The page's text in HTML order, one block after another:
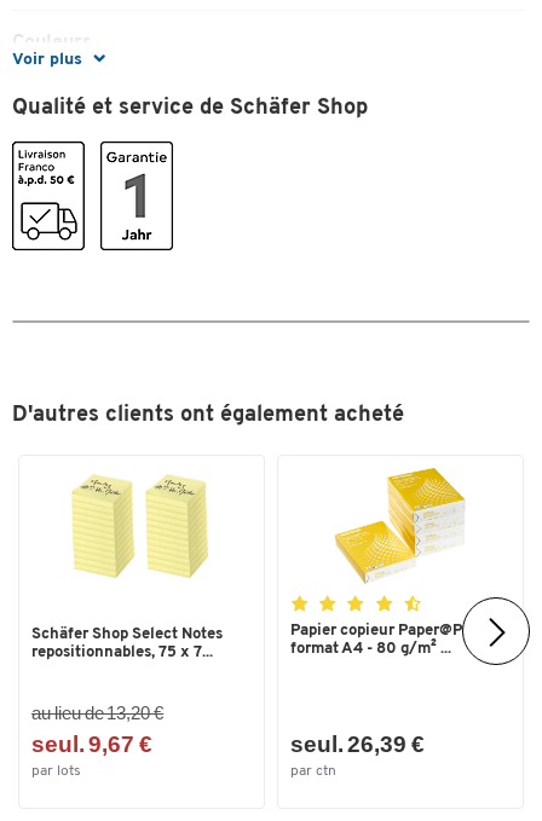
Voir plus
Couleurs
Qualité et service de Schäfer Shop
D'autres clients ont également acheté
Schäfer Shop Select Notes
repositionnables, 75 x 7...
au lieu de 13,20 €
seul. 9,67 €
par lots
Papier copieur Paper@Print -
format A4 - 80 g/m² ...
seul. 26,39 €
par ctn